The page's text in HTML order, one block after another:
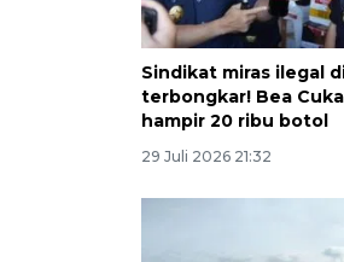
Sindikat miras ilegal
terbongkar! Bea
hampir 20 ribu botol
29 Juli 2026 21:32